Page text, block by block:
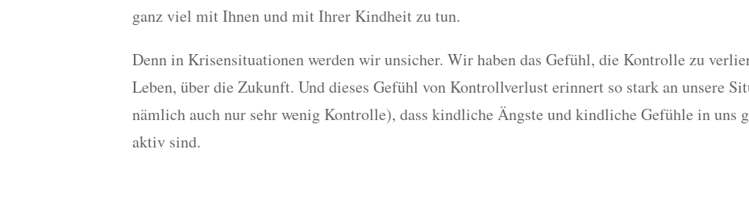
ganz viel mit Ihnen und mit Ihrer Kindheit zu tun.
Denn in Krisensituationen werden wir unsicher. Wir haben das Gefühl, die Kontrolle zu
Leben, über die Zukunft. Und dieses Gefühl von Kontrollverlust erinnert so stark an unsere
nämlich auch nur sehr wenig Kontrolle), dass kindliche Ängste und kindliche Gefühle in uns
aktiv sind.